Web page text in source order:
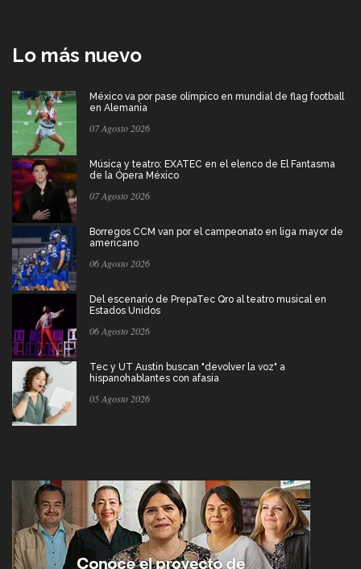
Lo más nuevo
México va por pase olímpico en mundial de flag football
en Alemania
07 Agosto 2026
Música y teatro: EXATEC en el elenco de El Fantasma
de la Ópera México
07 Agosto 2026
Borregos CCM van por el campeonato en liga mayor de
americano
06 Agosto 2026
Del escenario de PrepaTec Qro al teatro musical en
Estados Unidos
06 Agosto 2026
Tec y UT Austin buscan "devolver la voz" a
hispanohablantes con afasia
05 Agosto 2026